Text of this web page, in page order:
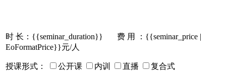
时 长： {{seminar_duration}}
费 用 ：{{seminar_price |
EoFormatPrice}}元/人
授课形式： 公开课 内训 直播 复合式